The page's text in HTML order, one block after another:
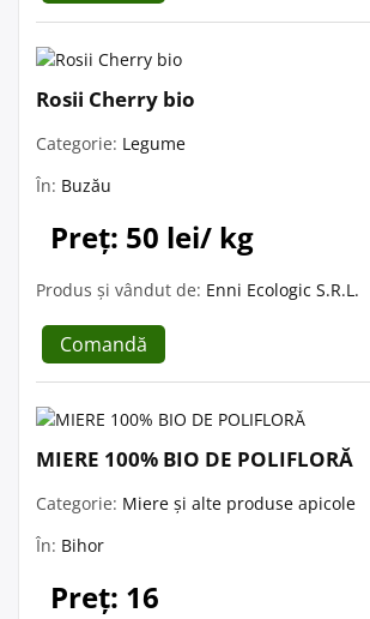
Rosii Cherry bio
Categorie: Legume
În: Buzău
Preț: 50 lei/ kg
Produs și vândut de: Enni Ecologic S.R.L.
Comandă
MIERE 100% BIO DE POLIFLORĂ
Categorie: Miere și alte produse apicole
În: Bihor
Preț: 16